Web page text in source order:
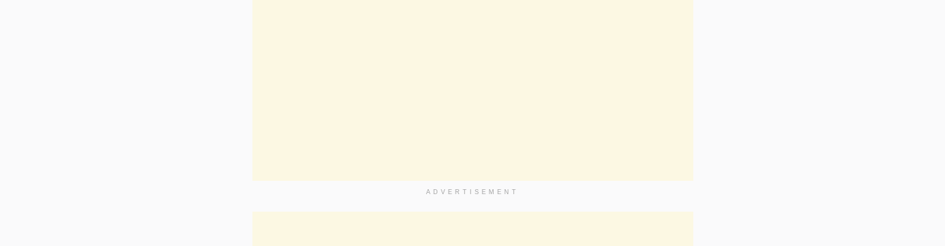
ADVERTISEMENT